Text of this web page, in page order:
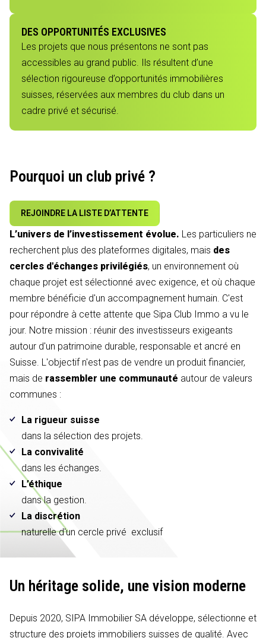
DES OPPORTUNITÉS EXCLUSIVES
Les projets que nous présentons ne sont pas
accessibles au grand public. Ils résultent d’une
sélection rigoureuse d’opportunités immobilières
suisses, réservées aux membres du club dans un
cadre privé et sécurisé.
Pourquoi un club privé ?
REJOINDRE LA LISTE D’ATTENTE
L’univers de l’investissement évolue. Les particuliers ne
recherchent plus des plateformes digitales, mais des
cercles d'échanges privilégiés, un environnement où
chaque projet est sélectionné avec exigence, et où chaque
membre bénéficie d'un accompagnement humain. C'est
pour répondre à cette attente que Sipa Club Immo a vu le
jour. Notre mission : réunir des investisseurs exigeants
autour d'un patrimoine durable, responsable et ancré en
Suisse. L'objectif n'est pas de vendre un produit financier,
mais de rassembler une communauté autour de valeurs
communes :
La rigueur suisse
dans la sélection des projets.
La convivalité
dans les échanges.
L’éthique
dans la gestion.
La discrétion
naturelle d'un cercle privé exclusif
Un héritage solide, une vision moderne
Depuis 2020, SIPA Immobilier SA développe, sélectionne et
structure des projets immobiliers suisses de qualité. Avec